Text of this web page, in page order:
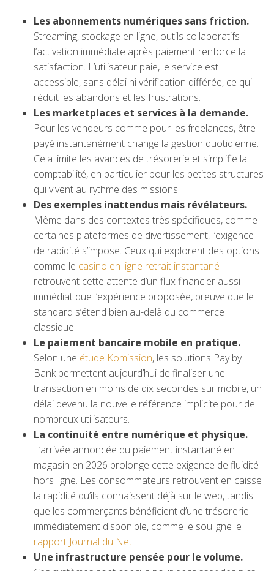
Les abonnements numériques sans friction.
Streaming, stockage en ligne, outils collaboratifs :
l’activation immédiate après paiement renforce la
satisfaction. L’utilisateur paie, le service est
accessible, sans délai ni vérification différée, ce qui
réduit les abandons et les frustrations.
Les marketplaces et services à la demande.
Pour les vendeurs comme pour les freelances, être
payé instantanément change la gestion quotidienne.
Cela limite les avances de trésorerie et simplifie la
comptabilité, en particulier pour les petites structures
qui vivent au rythme des missions.
Des exemples inattendus mais révélateurs.
Même dans des contextes très spécifiques, comme
certaines plateformes de divertissement, l’exigence
de rapidité s’impose. Ceux qui explorent des options
comme le casino en ligne retrait instantané
retrouvent cette attente d’un flux financier aussi
immédiat que l’expérience proposée, preuve que le
standard s’étend bien au-delà du commerce
classique.
Le paiement bancaire mobile en pratique.
Selon une étude Komission, les solutions Pay by
Bank permettent aujourd’hui de finaliser une
transaction en moins de dix secondes sur mobile, un
délai devenu la nouvelle référence implicite pour de
nombreux utilisateurs.
La continuité entre numérique et physique.
L’arrivée annoncée du paiement instantané en
magasin en 2026 prolonge cette exigence de fluidité
hors ligne. Les consommateurs retrouvent en caisse
la rapidité qu’ils connaissent déjà sur le web, tandis
que les commerçants bénéficient d’une trésorerie
immédiatement disponible, comme le souligne le
rapport Journal du Net.
Une infrastructure pensée pour le volume.